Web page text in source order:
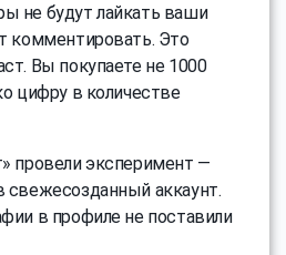
не будут лайкать ваши
комментировать. Это
Вы покупаете не 1000
цифру в количестве
провели эксперимент —
свежесозданный аккаунт.
в профиле не поставили